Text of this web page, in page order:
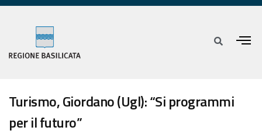
Turismo, Giordano (Ugl): “Si programmi
per il futuro”